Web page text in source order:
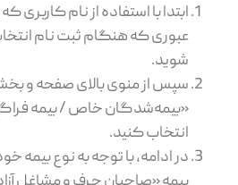
ابتدا با استفاده از نام
عبوری که هنگام ثبت‌ نام
شوید.
سپس از منوی بالای صفحه و
«بیمه‌شدگان خاص / بیمه فراگیر
انتخاب کنید.
در ادامه، با توجه به نوع بیمه